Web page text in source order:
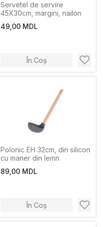
Servetel de servire
45X30cm, margini, nailon
49,00 MDL
În Coș
Polonic EH 32cm, din silicon
cu maner din lemn
89,00 MDL
În Coș